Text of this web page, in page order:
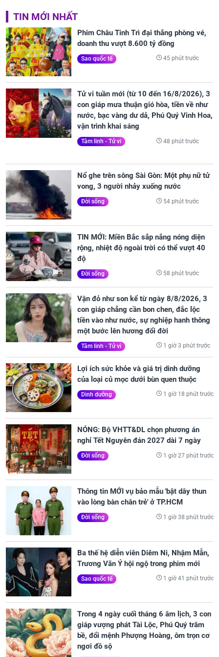
TIN MỚI NHẤT
Phim Châu Tinh Trì đại thắng phòng vé,
doanh thu vượt 8.600 tỷ đồng
Sao quốc tế 45 phút trước
Tử vi tuần mới (từ 10 đến 16/8/2026), 3
con giáp mưa thuận gió hòa, tiền về như
nước, bạc vàng dư dả, Phú Quý Vinh Hoa,
vận trình khai sáng
Tâm linh - Tử vi 48 phút trước
Nổ ghe trên sông Sài Gòn: Một phụ nữ tử
vong, 3 người nhảy xuống nước
Đời sống 54 phút trước
TIN MỚI: Miền Bắc sắp nắng nóng diện
rộng, nhiệt độ ngoài trời có thể vượt 40
độ
Đời sống 58 phút trước
Vận đỏ như son kể từ ngày 8/8/2026, 3
con giáp chẳng cần bon chen, đắc lộc
tiền vào như nước, sự nghiệp hanh thông
một bước lên hương đổi đời
Tâm linh - Tử vi 1 giờ 3 phút trước
Lợi ích sức khỏe và giá trị dinh dưỡng
của loại củ mọc dưới bùn quen thuộc
Dinh dưỡng 1 giờ 18 phút trước
NÓNG: Bộ VHTT&DL chọn phương án
nghỉ Tết Nguyên đán 2027 dài 7 ngày
Đời sống 1 giờ 27 phút trước
Thông tin MỚI vụ bảo mẫu 'bật dây thun
vào lòng bàn chân trẻ' ở TP.HCM
Đời sống 1 giờ 38 phút trước
Ba thế hệ diễn viên Diêm Ni, Nhậm Mẫn,
Trương Vãn Ý hội ngộ trong phim mới
Sao quốc tế 1 giờ 41 phút trước
Trong 4 ngày cuối tháng 6 âm lịch, 3 con
giáp vượng phát Tài Lộc, Phú Quý trăm
bề, đổi mệnh Phượng Hoàng, ôm trọn cơ
ngơi đồ sộ